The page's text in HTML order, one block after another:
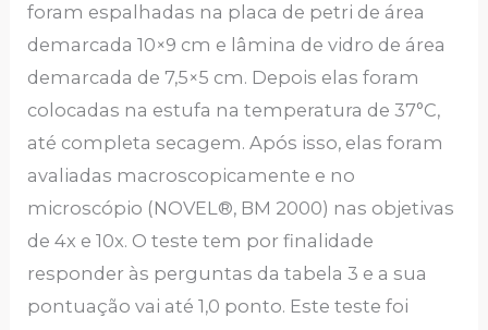
foram espalhadas na placa de petri de área
demarcada 10×9 cm e lâmina de vidro de área
demarcada de 7,5×5 cm. Depois elas foram
colocadas na estufa na temperatura de 37°C,
até completa secagem. Após isso, elas foram
avaliadas macroscopicamente e no
microscópio (NOVEL®, BM 2000) nas objetivas
de 4x e 10x. O teste tem por finalidade
responder às perguntas da tabela 3 e a sua
pontuação vai até 1,0 ponto. Este teste foi